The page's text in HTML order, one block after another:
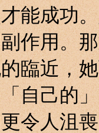
能成功
作用。
臨近，
自己的
令人沮